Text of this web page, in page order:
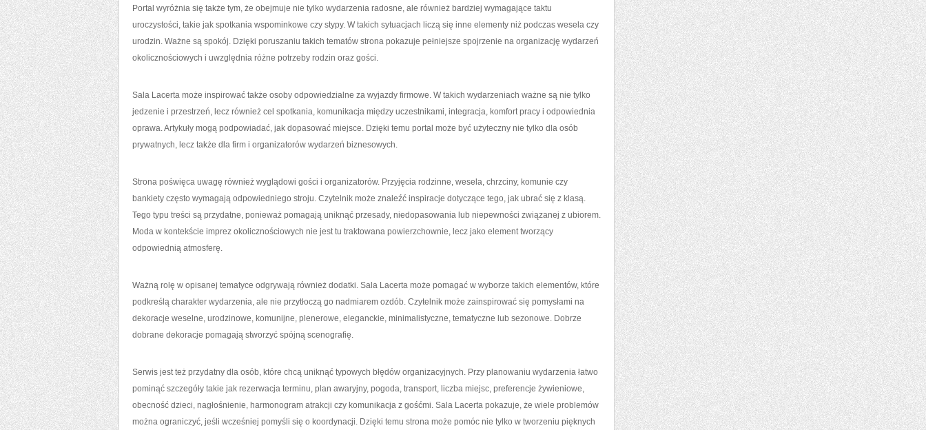
Portal wyróżnia się także tym, że obejmuje nie tylko wydarzenia radosne, ale również bardziej wymagające taktu
uroczystości, takie jak spotkania wspominkowe czy stypy. W takich sytuacjach liczą się inne elementy niż podczas wesela czy
urodzin. Ważne są spokój. Dzięki poruszaniu takich tematów strona pokazuje pełniejsze spojrzenie na organizację wydarzeń
okolicznościowych i uwzględnia różne potrzeby rodzin oraz gości.
Sala Lacerta może inspirować także osoby odpowiedzialne za wyjazdy firmowe. W takich wydarzeniach ważne są nie tylko
jedzenie i przestrzeń, lecz również cel spotkania, komunikacja między uczestnikami, integracja, komfort pracy i odpowiednia
oprawa. Artykuły mogą podpowiadać, jak dopasować miejsce. Dzięki temu portal może być użyteczny nie tylko dla osób
prywatnych, lecz także dla firm i organizatorów wydarzeń biznesowych.
Strona poświęca uwagę również wyglądowi gości i organizatorów. Przyjęcia rodzinne, wesela, chrzciny, komunie czy
bankiety często wymagają odpowiedniego stroju. Czytelnik może znaleźć inspiracje dotyczące tego, jak ubrać się z klasą.
Tego typu treści są przydatne, ponieważ pomagają uniknąć przesady, niedopasowania lub niepewności związanej z ubiorem.
Moda w kontekście imprez okolicznościowych nie jest tu traktowana powierzchownie, lecz jako element tworzący
odpowiednią atmosferę.
Ważną rolę w opisanej tematyce odgrywają również dodatki. Sala Lacerta może pomagać w wyborze takich elementów, które
podkreślą charakter wydarzenia, ale nie przytłoczą go nadmiarem ozdób. Czytelnik może zainspirować się pomysłami na
dekoracje weselne, urodzinowe, komunijne, plenerowe, eleganckie, minimalistyczne, tematyczne lub sezonowe. Dobrze
dobrane dekoracje pomagają stworzyć spójną scenografię.
Serwis jest też przydatny dla osób, które chcą uniknąć typowych błędów organizacyjnych. Przy planowaniu wydarzenia łatwo
pominąć szczegóły takie jak rezerwacja terminu, plan awaryjny, pogoda, transport, liczba miejsc, preferencje żywieniowe,
obecność dzieci, nagłośnienie, harmonogram atrakcji czy komunikacja z gośćmi. Sala Lacerta pokazuje, że wiele problemów
można ograniczyć, jeśli wcześniej pomyśli się o koordynacji. Dzięki temu strona może pomóc nie tylko w tworzeniu pięknych